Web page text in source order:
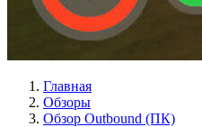
Главная
Обзоры
Обзор Outbound (ПК)